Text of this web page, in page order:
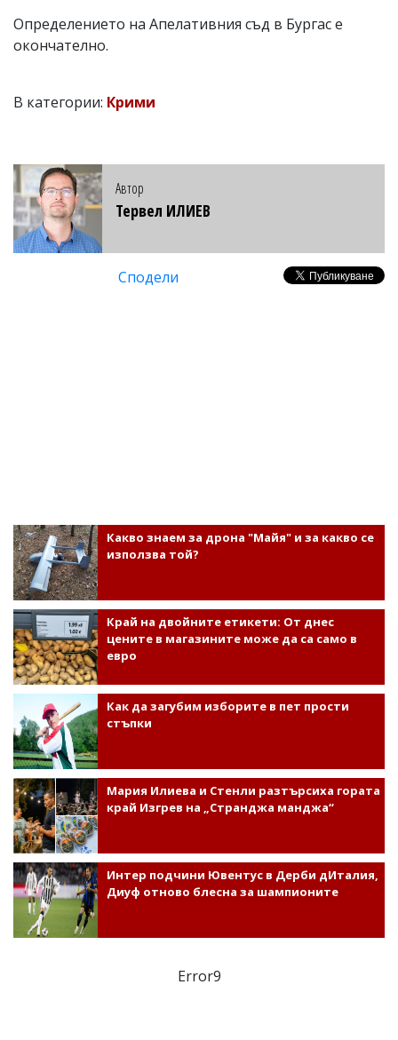
Определението на Апелативния съд в Бургас е
окончателно.
В категории: Крими
Автор
Тервел ИЛИЕВ
Сподели
Какво знаем за дрона "Майя" и за какво се
използва той?
Край на двойните етикети: От днес
цените в магазините може да са само в
евро
Как да загубим изборите в пет прости
стъпки
Мария Илиева и Стенли разтърсиха гората
край Изгрев на „Странджа манджа“
Интер подчини Ювентус в Дерби дИталия,
Диуф отново блесна за шампионите
Error9